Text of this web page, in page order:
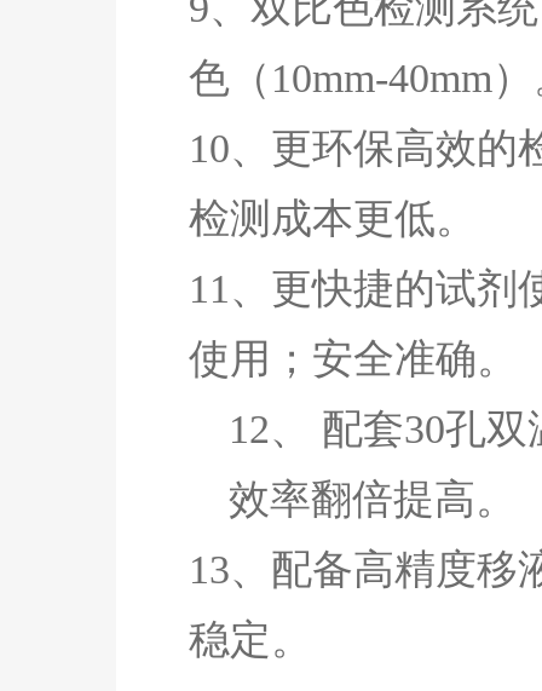
色（10mm-40mm
10、更环保高效的
检测成本更低。
11、更快捷的试剂
使用；安全准确。
12、 配套30孔
效率翻倍提高。
13、配备高精度移
稳定。